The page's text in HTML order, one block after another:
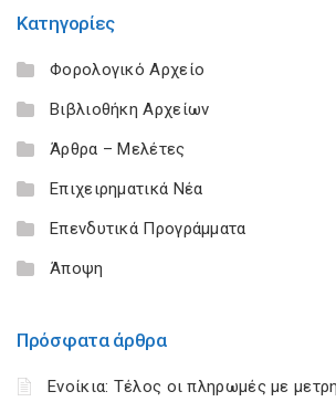
Κατηγορίες
Φορολογικό Αρχείο
Βιβλιοθήκη Αρχείων
Άρθρα – Μελέτες
Επιχειρηματικά Νέα
Επενδυτικά Προγράμματα
Άποψη
Πρόσφατα άρθρα
Ενοίκια: Τέλος οι πληρωμές με